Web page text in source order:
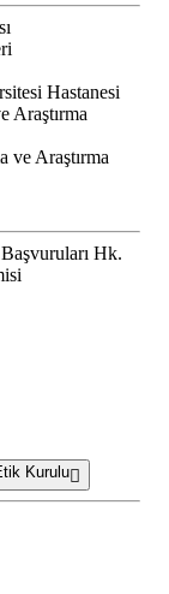
Hastanesi
Araştırma
ve Araştırma
Hk.
Kurulu